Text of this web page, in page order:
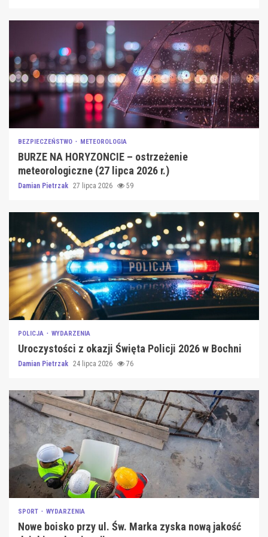
BEZPIECZEŃSTWO METEOROLOGIA
BURZE NA HORYZONCIE – ostrzeżenie
meteorologiczne (27 lipca 2026 r.)
Damian Pietrzak 27 lipca 2026 59
POLICJA WYDARZENIA
Uroczystości z okazji Święta Policji 2026 w Bochni
Damian Pietrzak 24 lipca 2026 76
SPORT WYDARZENIA
Nowe boisko przy ul. Św. Marka zyska nową jakość